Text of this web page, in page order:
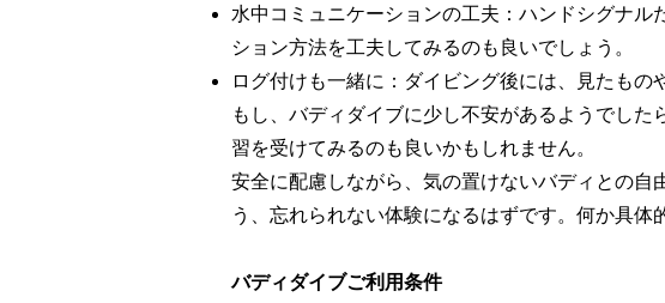
水中コミュニケーションの工夫：ハンドシグナ
ション方法を工夫してみるのも良いでしょう。
ログ付けも一緒に：ダイビング後には、見たもの
もし、バディダイブに少し不安があるようでし
習を受けてみるのも良いかもしれません。
安全に配慮しながら、気の置けないバディとの
う、忘れられない体験になるはずです。何か具体
バディダイブご利用条件